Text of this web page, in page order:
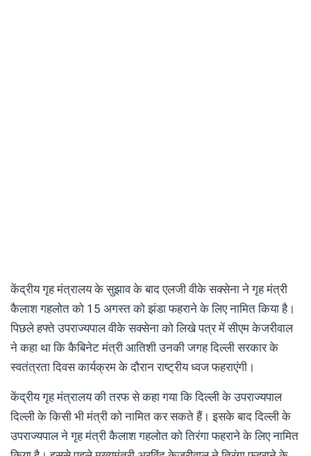
केंद्रीय गृह मंत्रालय के सुझाव के बाद एलजी वीके सक्सेना ने गृह मंत्री
कैलाश गहलोत को 15 अगस्त को झंडा फहराने के लिए नामित किया है।
पिछले हफ्ते उपराज्यपाल वीके सक्सेना को लिखे पत्र में सीएम केजरीवाल
ने कहा था कि कैबिनेट मंत्री आतिशी उनकी जगह दिल्ली सरकार के
स्वतंत्रता दिवस कार्यक्रम के दौरान राष्ट्रीय ध्वज फहराएंगी।
केंद्रीय गृह मंत्रालय की तरफ से कहा गया कि दिल्ली के उपराज्यपाल
दिल्ली के किसी भी मंत्री को नामित कर सकते हैं। इसके बाद दिल्ली के
उपराज्यपाल ने गृह मंत्री कैलाश गहलोत को तिरंगा फहराने के लिए नामित